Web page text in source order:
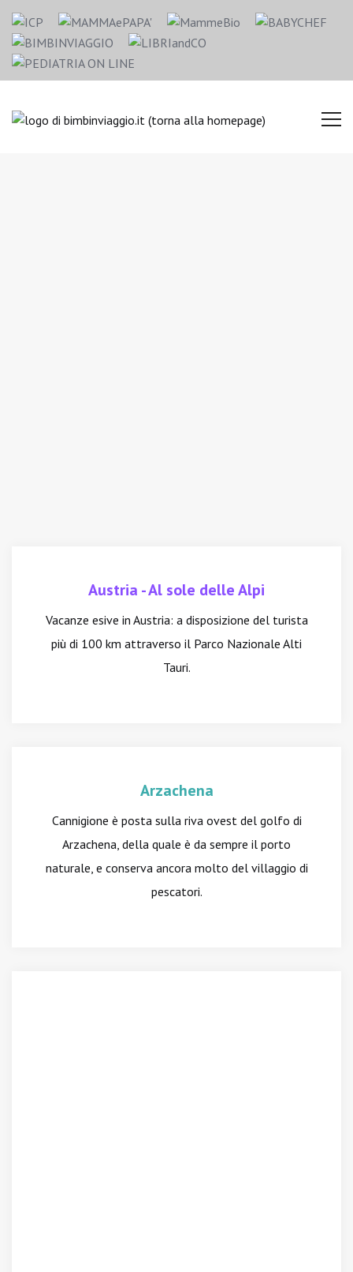
Austria - Al sole delle Alpi
Vacanze esive in Austria: a disposizione del turista
più di 100 km attraverso il Parco Nazionale Alti
Tauri.
Arzachena
Cannigione è posta sulla riva ovest del golfo di
Arzachena, della quale è da sempre il porto
naturale, e conserva ancora molto del villaggio di
pescatori.